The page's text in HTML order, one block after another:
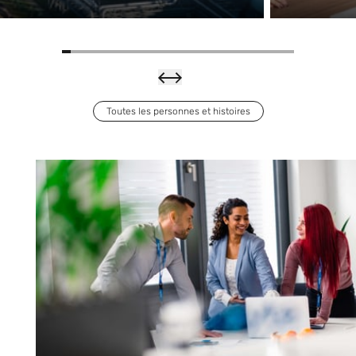
avec rapidité
et précision
contri
bue à
l'aveni
r de la
mobili
En savoir plus
Toutes les personnes et histoires